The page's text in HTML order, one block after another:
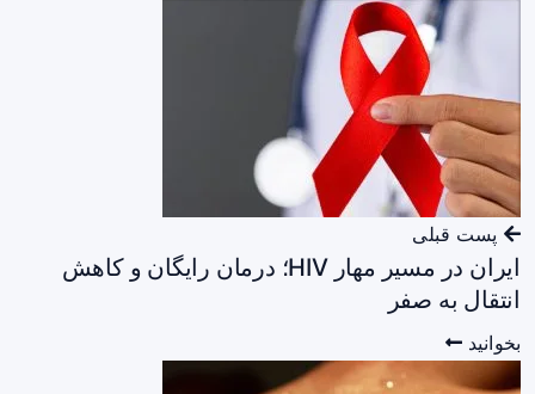
پست قبلی
ایران در مسیر مهار HIV؛ درمان رایگان و کاهش
انتقال به صفر
بخوانید